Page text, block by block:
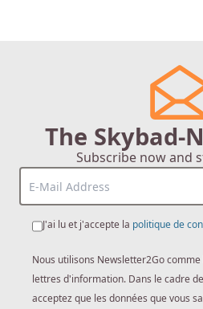
The Skybad-
Subscribe now and
J'ai lu et j'accepte la politique de
Nous utilisons Newsletter2Go
lettres d'information. Dans le cadre
acceptez que les données que vous